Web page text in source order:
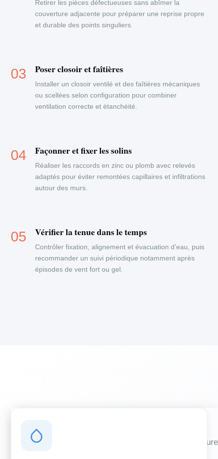
Retirer les pièces défectueuses sans abîmer la
couverture adjacente pour préparer une reprise propre
et durable des points singuliers.
Poser closoir et faîtières
Installer un closoir ventilé et des faîtières mécaniques
ou scellées selon configuration pour combiner
ventilation correcte et étanchéité.
Façonner et fixer les solins
Réaliser les raccords en zinc ou plomb avec relevés
adaptés pour éviter remontées capillaires et infiltrations
autour des murs.
Vérifier la tenue dans le temps
Contrôler fixation, alignement et évacuation d'eau, puis
recommander un suivi périodique notamment après
épisodes de vent fort ou gel.
Des conditions qui influencent vos travaux de couverture